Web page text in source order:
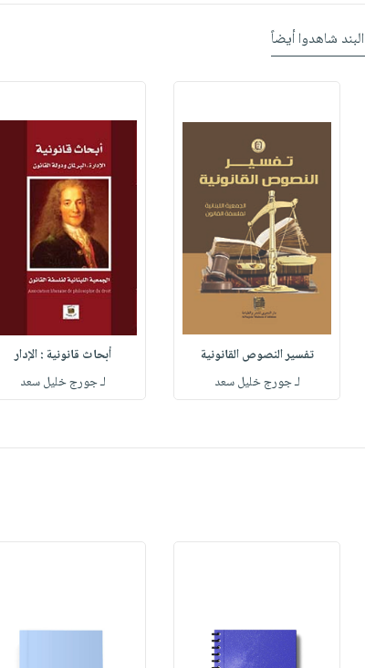
شاهدوا أيضاً
تفسير النصوص القانونية
لـ جورج خليل سعد
أبحاث قانونية : الإدار
لـ جورج خليل سعد